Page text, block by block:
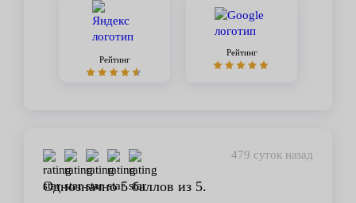
Рейтинг
Рейтинг
479 суток назад
Однозначно 5 баллов из 5.